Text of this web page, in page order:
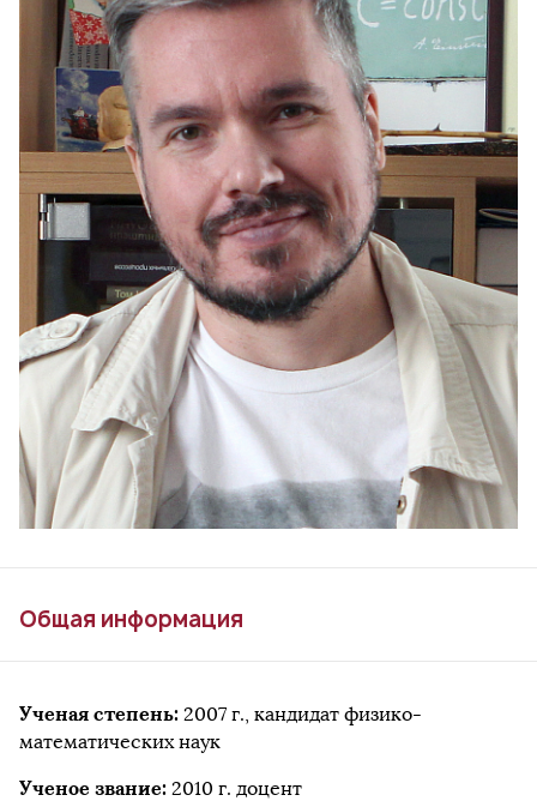
Общая информация
Ученая степень: 2007 г., кандидат физико-
математических наук
Ученое звание: 2010 г. доцент